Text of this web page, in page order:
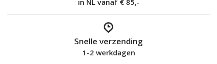
Snelle verzending
1-2 werkdagen